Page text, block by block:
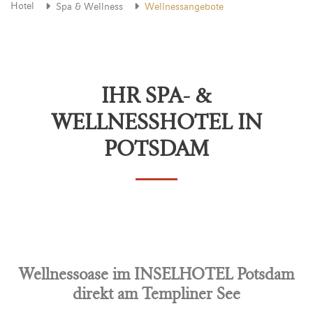
Hotel Spa & Wellness Wellnessangebote
IHR SPA- &
WELLNESSHOTEL IN
POTSDAM
Wellnessoase im INSELHOTEL Potsdam
direkt am Templiner See